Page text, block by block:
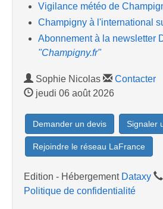
Vigilance météo de
Champigny à l'international
Abonnement à la newsletter
"Champigny.fr"
Sophie Nicolas
Contacter
jeudi 06 août 2026
Demander un devis Signaler
Rejoindre le réseau LaFrance
Edition - Hébergement Dataxy
Politique de confidentialité